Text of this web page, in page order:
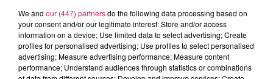
JEU
We and our (447) partnersdo the following data processing based on
your consent and/or our legitimate interest: Store and/or access
information on a device; Use limited data to select advertising; Create
profiles for personalised advertising; Use profiles to select personalised
advertising; Measure advertising performance; Measure content
performance; Understand audiences through statistics or combinations